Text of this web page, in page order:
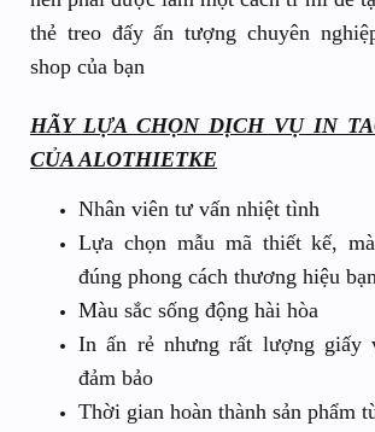
thẻ treo đấy ấn tượng chuyên
shop của bạn
HÃY LỰA CHỌN DỊCH VỤ IN
CỦA ALOTHIETKE
Nhân viên tư vấn nhiệt tình
Lựa chọn mẫu mã thiết kế,
đúng phong cách thương hiệu
Màu sắc sống động hài hòa
In ấn rẻ nhưng rất lượng giấy
đảm bảo
Thời gian hoàn thành sản phẩm